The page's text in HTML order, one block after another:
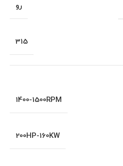
رو
315
1400-1500RPM
200HP-160KW